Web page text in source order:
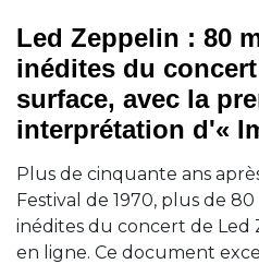
Led Zeppelin : 80
inédites du
surface, avec la
interprétation d'«
Plus de cinquante ans
Festival de 1970, plus de
inédites du concert de Led
en ligne. Ce document